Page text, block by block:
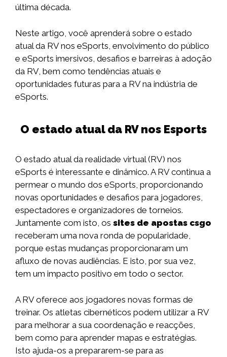
última década.
Neste artigo, você aprenderá sobre o estado
atual da RV nos eSports, envolvimento do público
e eSports imersivos, desafios e barreiras à adoção
da RV, bem como tendências atuais e
oportunidades futuras para a RV na indústria de
eSports.
O estado atual da RV nos Esports
O estado atual da realidade virtual (RV) nos
eSports é interessante e dinâmico. A RV continua a
permear o mundo dos eSports, proporcionando
novas oportunidades e desafios para jogadores,
espectadores e organizadores de torneios.
Juntamente com isto, os sites de apostas csgo
receberam uma nova ronda de popularidade,
porque estas mudanças proporcionaram um
afluxo de novas audiências. E isto, por sua vez,
tem um impacto positivo em todo o sector.
A RV oferece aos jogadores novas formas de
treinar. Os atletas cibernéticos podem utilizar a RV
para melhorar a sua coordenação e reacções,
bem como para aprender mapas e estratégias.
Isto ajuda-os a prepararem-se para as